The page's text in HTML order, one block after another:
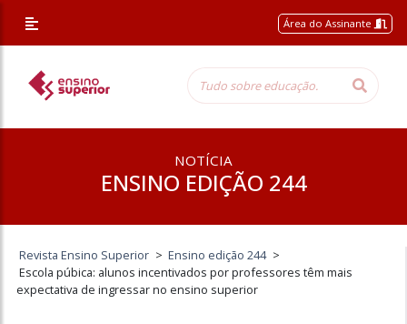
Área do Assinante
NOTÍCIA
ENSINO EDIÇÃO 244
Revista Ensino Superior > Ensino edição 244 >
Escola púbica: alunos incentivados por professores têm mais
expectativa de ingressar no ensino superior